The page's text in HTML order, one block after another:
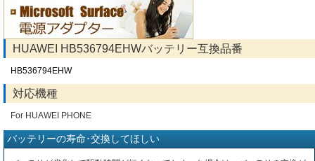
HUAWEI HB536794EHWバッテリー互換品番
HB536794EHW
対応機種
For HUAWEI PHONE
バッテリーの寿命･交換してほしい